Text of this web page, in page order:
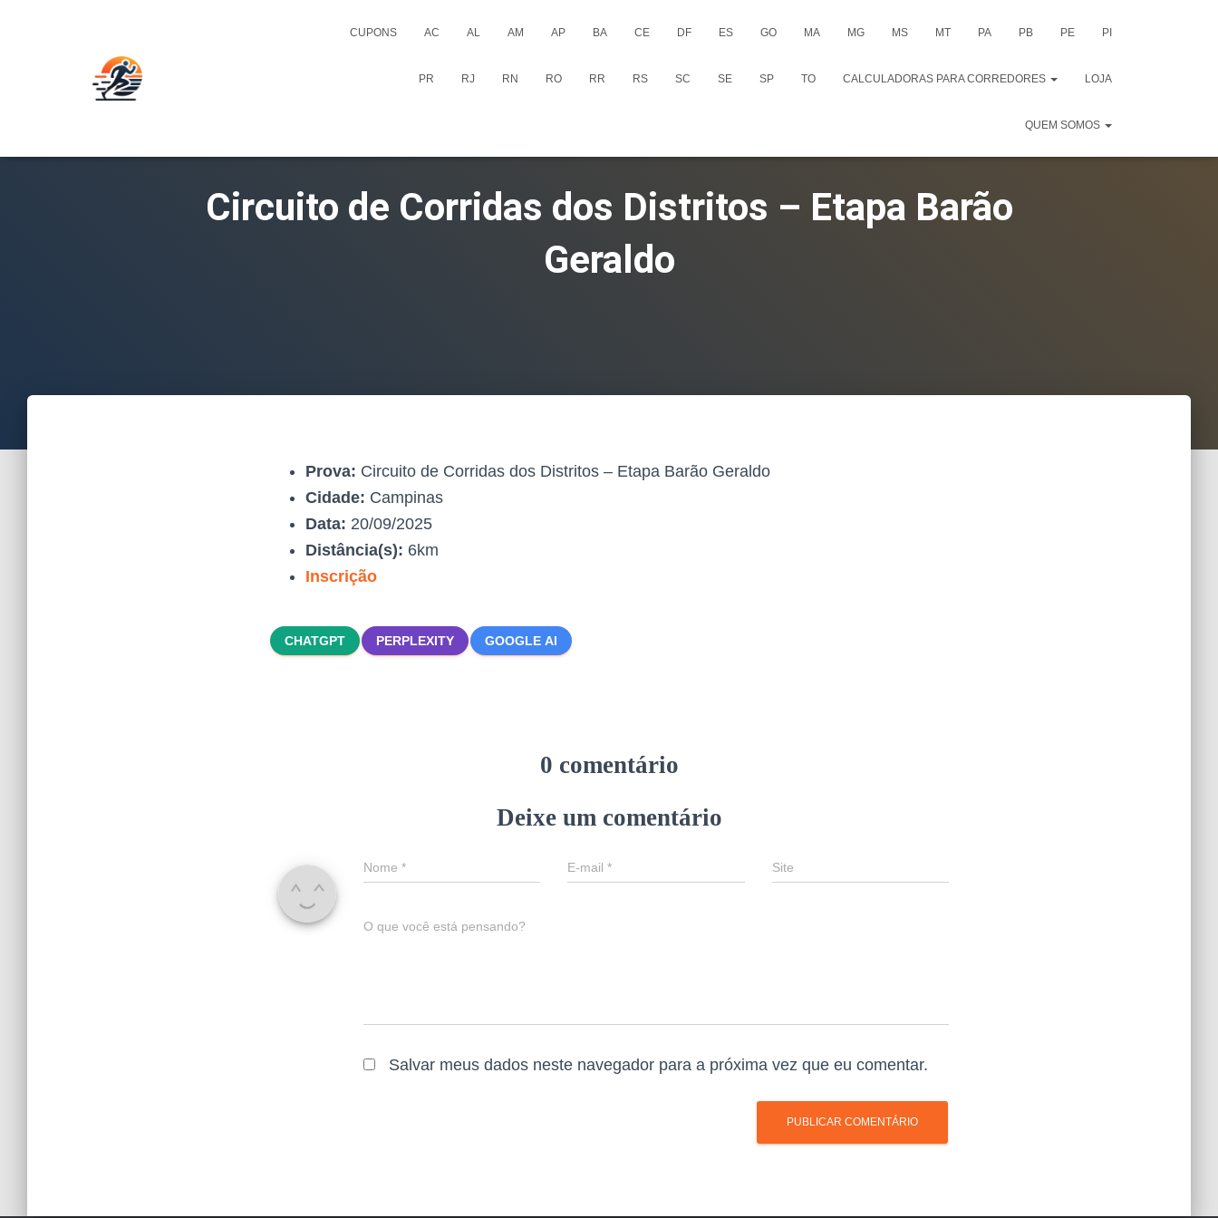
CUPONS AC AL AM AP BA CE DF ES GO MA MG MS MT PA PB PE PI
PR RJ RN RO RR RS SC SE SP TO CALCULADORAS PARA CORREDORES LOJA
QUEM SOMOS
Circuito de Corridas dos Distritos – Etapa Barão
Geraldo
Prova: Circuito de Corridas dos Distritos – Etapa Barão Geraldo
Cidade: Campinas
Data: 20/09/2025
Distância(s): 6km
Inscrição
CHATGPT PERPLEXITY GOOGLE AI
0 comentário
Deixe um comentário
Nome * E-mail* Site
O que você está pensando?
Salvar meus dados neste navegador para a próxima vez que eu comentar.